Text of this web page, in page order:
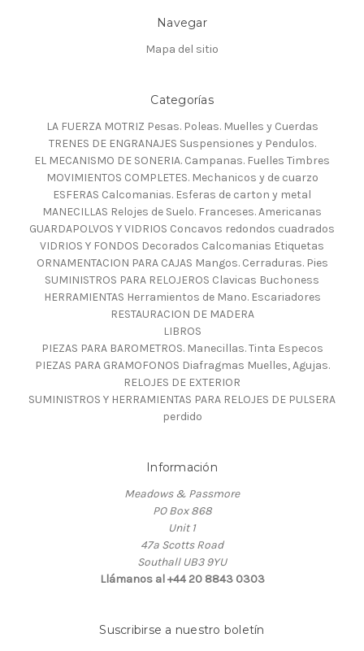
Navegar
Mapa del sitio
Categorías
LA FUERZA MOTRIZ Pesas. Poleas. Muelles y Cuerdas
TRENES DE ENGRANAJES Suspensiones y Pendulos.
EL MECANISMO DE SONERIA. Campanas. Fuelles Timbres
MOVIMIENTOS COMPLETES. Mechanicos y de cuarzo
ESFERAS Calcomanias. Esferas de carton y metal
MANECILLAS Relojes de Suelo. Franceses. Americanas
GUARDAPOLVOS Y VIDRIOS Concavos redondos cuadrados
VIDRIOS Y FONDOS Decorados Calcomanias Etiquetas
ORNAMENTACION PARA CAJAS Mangos. Cerraduras. Pies
SUMINISTROS PARA RELOJEROS Clavicas Buchoness
HERRAMIENTAS Herramientos de Mano. Escariadores
RESTAURACION DE MADERA
LIBROS
PIEZAS PARA BAROMETROS. Manecillas. Tinta Especos
PIEZAS PARA GRAMOFONOS Diafragmas Muelles, Agujas.
RELOJES DE EXTERIOR
SUMINISTROS Y HERRAMIENTAS PARA RELOJES DE PULSERA
perdido
Información
Meadows & Passmore
PO Box 868
Unit 1
47a Scotts Road
Southall UB3 9YU
Llámanos al +44 20 8843 0303
Suscribirse a nuestro boletín